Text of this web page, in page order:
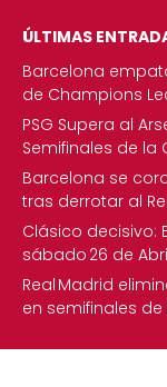
ÚLTIMAS
Barcelona
de Champions
PSG Supera al
Semifinales de la
Barcelona se
tras derrotar al
Clásico decisivo:
sábado 26 de
Real Madrid
en semifinales